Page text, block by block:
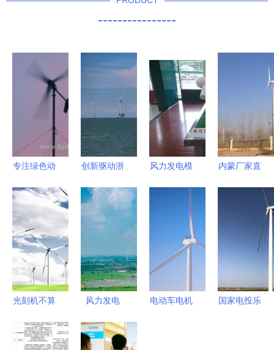
----------------
专注绿色动
北方能源科
技助力
400W风力
发电机组技
术创新
创新驱动浙
电技术服务
体系建设与
风力发电模
内蒙厂家直
高效发电与
择
光刻机不算
的这一项超
风力发电
新引擎
电动车电机
国家电投乐